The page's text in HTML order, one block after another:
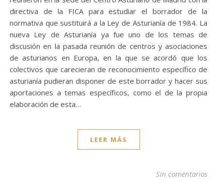
directiva de la FICA para estudiar el borrador de la
normativa que sustituirá a la Ley de Asturianía de 1984. La
nueva Ley de Asturianía ya fue uno de los temas de
discusión en la pasada reunión de centros y asociaciones
de asturianos en Europa, en la que se acordó que los
colectivos que carecieran de reconocimiento específico de
asturianía pudieran disponer de este borrador y hacer sus
aportaciones a temas específicos, como el de la propia
elaboración de esta…
LEER MÁS
Sin comentarios